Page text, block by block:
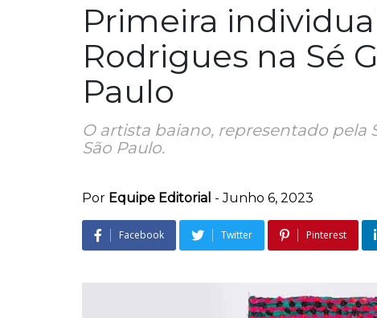
Primeira
Rodrigues na Sé
Paulo
O artista baiano, representado pela
São Paulo.
Por Equipe Editorial -Junho 6, 2023
Facebook Twitter Pinterest